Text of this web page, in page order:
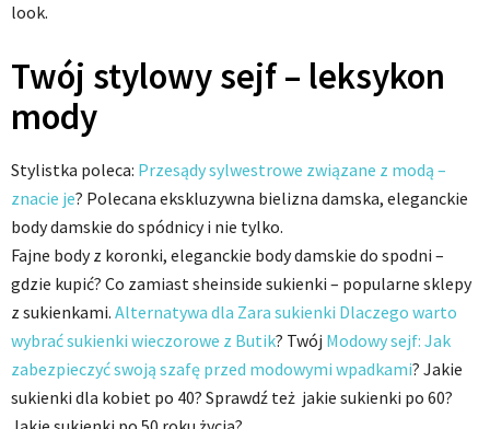
look.
Twój stylowy sejf – leksykon
mody
Stylistka poleca: Przesądy sylwestrowe związane z modą –
znacie je? Polecana ekskluzywna bielizna damska, eleganckie
body damskie do spódnicy i nie tylko.
Fajne body z koronki, eleganckie body damskie do spodni –
gdzie kupić? Co zamiast sheinside sukienki – popularne sklepy
z sukienkami. Alternatywa dla Zara sukienki Dlaczego warto
wybrać sukienki wieczorowe z Butik? Twój Modowy sejf: Jak
zabezpieczyć swoją szafę przed modowymi wpadkami? Jakie
sukienki dla kobiet po 40? Sprawdź też jakie sukienki po 60?